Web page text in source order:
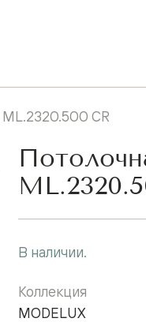
CR
В наличии.
Коллекция
MODELUX